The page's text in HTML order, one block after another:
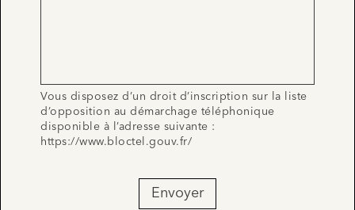
Vous disposez d’un droit d’inscription sur la liste
d’opposition au démarchage téléphonique
disponible à l’adresse suivante :
https://www.bloctel.gouv.fr/
Envoyer